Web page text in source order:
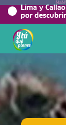
Lima y
por